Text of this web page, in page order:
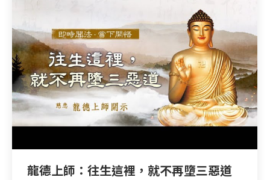
龍德上師：往生這裡，就不再墮三惡道